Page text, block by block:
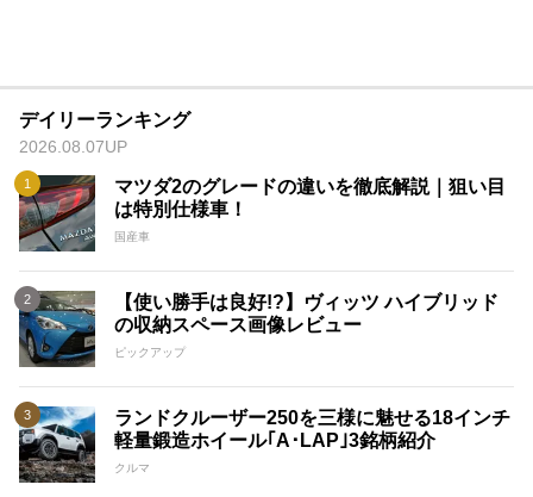
デイリーランキング
2026.08.07UP
マツダ2のグレードの違いを徹底解説｜狙い目
は特別仕様車！
国産車
【使い勝手は良好!?】ヴィッツ ハイブリッド
の収納スペース画像レビュー
ピックアップ
ランドクルーザー250を三様に魅せる18インチ
軽量鍛造ホイール｢A･LAP｣3銘柄紹介
クルマ